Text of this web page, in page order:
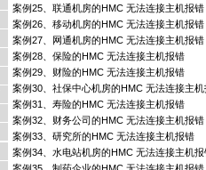
案例25、联通机房的HMC 无法连接主机报错
案例26、移动机房的HMC 无法连接主机报错
案例27、网通机房的HMC 无法连接主机报错
案例28、保险的HMC 无法连接主机报错
案例29、财险的HMC 无法连接主机报错
案例30、社保中心机房的HMC 无法连接主机
案例31、寿险的HMC 无法连接主机报错
案例32、财务公司的HMC 无法连接主机报错
案例33、研究所的HMC 无法连接主机报错
案例34、水电站机房的HMC 无法连接主机报